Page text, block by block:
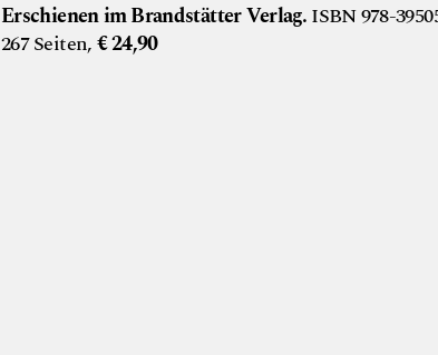
Erschienen im Brandstätter Verlag.ISBN 978-
267 Seiten,€ 24,90